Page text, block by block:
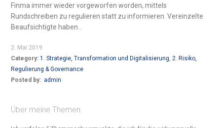
Finma immer wieder vorgeworfen worden, mittels
Rundschreiben zu regulieren statt zu informieren. Vereinzelte
Beaufsichtigte haben...
2. Mai 2019
Category:1. Strategie, Transformation und Digitalisierung 2. Risiko,
Regulierung & Governance
Posted by: admin
Über meine Themen: